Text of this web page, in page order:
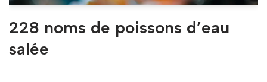
228 noms de poissons d’eau
salée